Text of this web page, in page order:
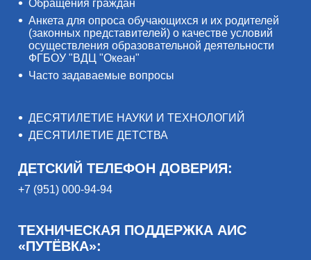
Обращения граждан
Анкета для опроса обучающихся и их родителей
(законных представителей) о качестве условий
осуществления образовательной деятельности
ФГБОУ "ВДЦ "Океан"
Часто задаваемые вопросы
ДЕСЯТИЛЕТИЕ НАУКИ И ТЕХНОЛОГИЙ
ДЕСЯТИЛЕТИЕ ДЕТСТВА
ДЕТСКИЙ ТЕЛЕФОН ДОВЕРИЯ:
+7 (951) 000-94-94
ТЕХНИЧЕСКАЯ ПОДДЕРЖКА АИС
«ПУТЁВКА»: